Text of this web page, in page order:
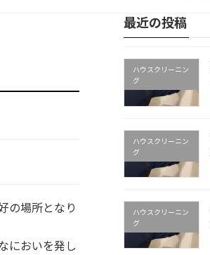
の場所となり
においを発し
最近の投稿
ハウスクリーニン
グ
ハウスクリーニン
グ
ハウスクリーニン
グ